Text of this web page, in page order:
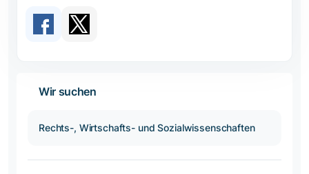
Wir suchen
Rechts-, Wirtschafts- und Sozialwissenschaften